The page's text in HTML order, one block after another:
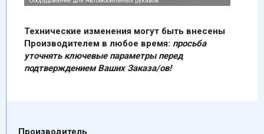
Технические изменения могут быть внесены
Производителем в любое время: просьба
уточнять ключевые параметры перед
подтверждением Ваших Заказа/ов!
Производитель